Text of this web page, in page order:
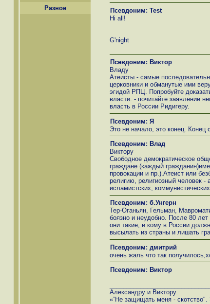
Разное Псевдоним: Test
Hi all!
G'night
Псевдоним: Виктор
Владу
Атеисты - самые
церковники и обманутые ими
эгидой РПЦ. Попробуйте
власти: - почитайте заявление
власть в России Ридигеру.
Псевдоним: Я
Это не начало, это конец. Конец
Псевдоним: Влад
Виктору
Свободное демократическое
граждане (каждый
провокации и пр.).Атеист или
религию, религиозный человек
исламистских,
Псевдоним: б.Унгерн
Тер-Оганьян, Гельман,
боязно и неудобно. После 80 лет
они такие, и кому в России
высылать из страны и лишать
Псевдоним: дмитрий
очень жаль что так
Псевдоним: Виктор
Александру и Виктору.
«”Не защищать меня - скотство".